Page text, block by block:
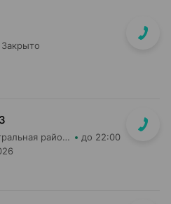
Закрыто
Минская Фармация РУП Центральная районная аптека №182 до 22:00